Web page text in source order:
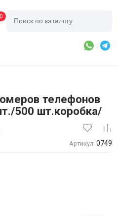
0
телефонов
500 шт.коробка/
Артикул: 0749